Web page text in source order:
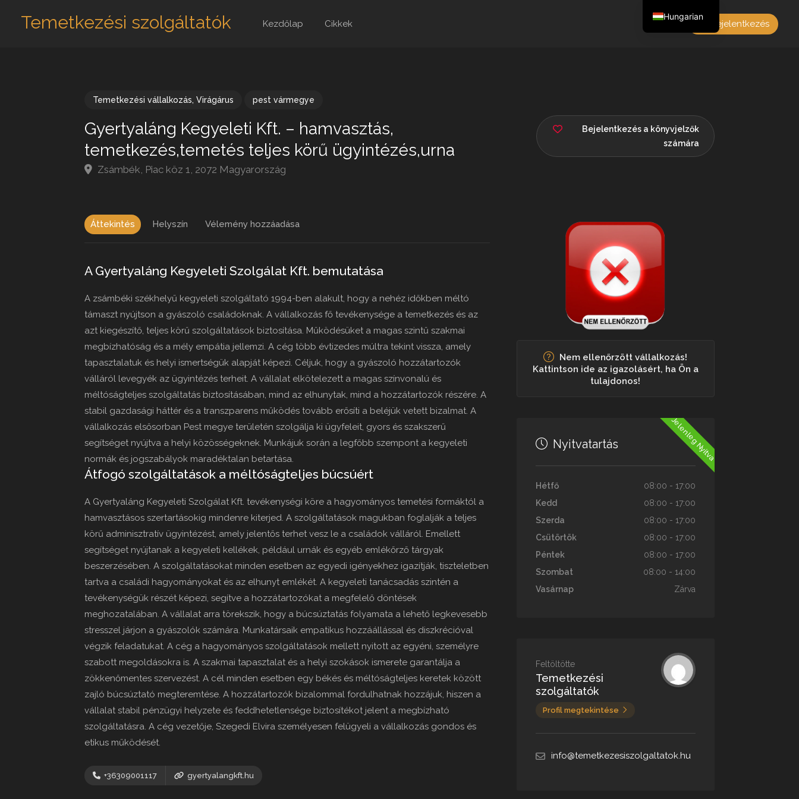
Temetkezési szolgáltatók Kezdőlap Cikkek Bejelentkezés
Temetkezési vállalkozás, Virágárus pest vármegye
Gyertyaláng Kegyeleti Kft. – hamvasztás,
temetkezés,temetés teljes körű ügyintézés,urna
Zsámbék, Piac köz 1, 2072 Magyarország
Bejelentkezés a könyvjelzők
számára
Áttekintés Helyszín Vélemény hozzáadása
A Gyertyaláng Kegyeleti Szolgálat Kft. bemutatása
A zsámbéki székhelyű kegyeleti szolgáltató 1994-ben alakult, hogy a nehéz időkben méltó
támaszt nyújtson a gyászoló családoknak. A vállalkozás fő tevékenysége a temetkezés és az
azt kiegészítő, teljes körű szolgáltatások biztosítása. Működésüket a magas szintű szakmai
megbízhatóság és a mély empátia jellemzi. A cég több évtizedes múltra tekint vissza, amely
tapasztalatuk és helyi ismertségük alapját képezi. Céljuk, hogy a gyászoló hozzátartozók
válláról levegyék az ügyintézés terheit. A vállalat elkötelezett a magas színvonalú és
méltóságteljes szolgáltatás biztosításában, mind az elhunytak, mind a hozzátartozók részére. A
stabil gazdasági háttér és a transzparens működés tovább erősíti a beléjük vetett bizalmat. A
vállalkozás elsősorban Pest megye területén szolgálja ki ügyfeleit, gyors és szakszerű
segítséget nyújtva a helyi közösségeknek. Munkájuk során a legfőbb szempont a kegyeleti
normák és jogszabályok maradéktalan betartása.
Átfogó szolgáltatások a méltóságteljes búcsúért
A Gyertyaláng Kegyeleti Szolgálat Kft. tevékenységi köre a hagyományos temetési formáktól a
hamvasztásos szertartásokig mindenre kiterjed. A szolgáltatások magukban foglalják a teljes
körű adminisztratív ügyintézést, amely jelentős terhet vesz le a családok válláról. Emellett
segítséget nyújtanak a kegyeleti kellékek, például urnák és egyéb emlékőrző tárgyak
beszerzésében. A szolgáltatásokat minden esetben az egyedi igényekhez igazítják, tiszteletben
tartva a családi hagyományokat és az elhunyt emlékét. A kegyeleti tanácsadás szintén a
tevékenységük részét képezi, segítve a hozzátartozókat a megfelelő döntések
meghozatalában. A vállalat arra törekszik, hogy a búcsúztatás folyamata a lehető legkevesebb
stresszel járjon a gyászolók számára. Munkatársaik empatikus hozzáállással és diszkrécióval
végzik feladatukat. A cég a hagyományos szolgáltatások mellett nyitott az egyéni, személyre
szabott megoldásokra is. A szakmai tapasztalat és a helyi szokások ismerete garantálja a
zökkenőmentes szervezést. A cél minden esetben egy békés és méltóságteljes keretek között
zajló búcsúztató megteremtése. A hozzátartozók bizalommal fordulhatnak hozzájuk, hiszen a
vállalat stabil pénzügyi helyzete és feddhetetlensége biztosítékot jelent a megbízható
szolgáltatásra. A cég vezetője, Szegedi Elvira személyesen felügyeli a vállalkozás gondos és
etikus működését.
+36309001117 gyertyalangkft.hu
Nem ellenőrzött vállalkozás!
Kattintson ide az igazolásért, ha Ön a
tulajdonos!
Jelenleg Nyitva
Nyitvatartás
Hétfő
08:00 - 17:00
Kedd
08:00 - 17:00
Szerda
08:00 - 17:00
Csütörtök
08:00 - 17:00
Péntek
08:00 - 17:00
Szombat
08:00 - 14:00
Vasárnap
Zárva
Feltöltötte
Temetkezési
szolgáltatók
Profil megtekintése
info@temetkezesiszolgaltatok.hu
Hungarian
English
French